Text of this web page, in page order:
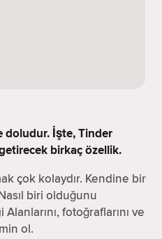
doludur. İşte, Tinder
birkaç özellik.
çok kolaydır. Kendine bir
biri olduğunu
fotoğraflarını ve
ol.